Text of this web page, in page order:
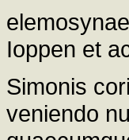
Ioppen et
Simonis
veniendo